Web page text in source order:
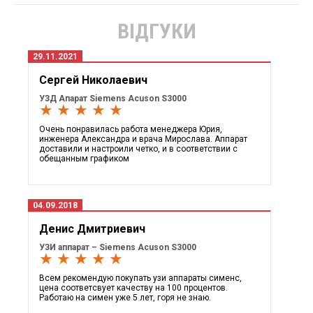
ВІДГУКИ
29.11.2021
Сергей Николаевич
УЗД Апарат Siemens Acuson S3000
★ ★ ★ ★ ★
Очень понравилась работа менеджера Юрия,
инженера Александра и врача Мирослава. Аппарат
доставили и настроили четко, и в соответствии с
обещанным графиком
04.09.2018
Денис Дмитриевич
УЗИ аппарат – Siemens Acuson S3000
★ ★ ★ ★ ★
Всем рекомендую покупать узи аппараты сименс,
цена соответсвует качеству на 100 процентов.
Работаю на симен уже 5 лет, горя не знаю.